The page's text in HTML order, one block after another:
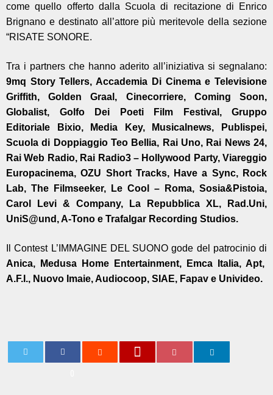
come quello offerto dalla Scuola di recitazione di Enrico
Brignano e destinato all’attore più meritevole della sezione
“RISATE SONORE.
Tra i partners che hanno aderito all’iniziativa si segnalano:
9mq Story Tellers, Accademia Di Cinema e Televisione
Griffith, Golden Graal, Cinecorriere, Coming Soon,
Globalist, Golfo Dei Poeti Film Festival, Gruppo
Editoriale Bixio,
Media Key, Musicalnews, Publispei,
Scuola di Doppiaggio Teo Bellia, Rai Uno, Rai News 24,
Rai Web Radio, Rai Radio3 – Hollywood Party, Viareggio
Europacinema, OZU Short Tracks, Have a Sync, Rock
Lab, The Filmseeker, Le Cool – Roma, Sosia&Pistoia,
Carol Levi & Company, La Repubblica XL, Rad.Uni,
UniS@und, A-Tono e Trafalgar Recording Studios.
Il Contest L’IMMAGINE DEL SUONO gode del patrocinio di
Anica, Medusa Home Entertainment, Emca Italia, Apt,
A.F.I., Nuovo Imaie, Audiocoop, SIAE, Fapav e Univideo.